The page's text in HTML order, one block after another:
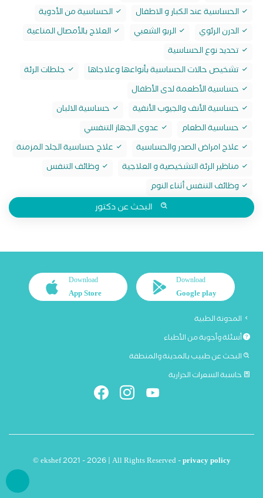
الحساسية عند الكبار و الاطفال
الحساسية من الأدوية
الدرن الرئوي
الربو الشعبي
العلاج بالأمصال المناعية
تحديد نوع الحساسية
تشخيص حالات الحساسية بأنواعها وعلاجاها
جلطات الرئة
حساسية الأطعمة لدى الأطفال
حساسية الأنف والجيوب الأنفية
حساسية الالبان
حساسية الطعام
عدوى الجهاز التنفسي
علاج امراض الصدر والحساسية
علاج حساسية الجلد المزمنة
مناظير الرئة التشخيصية و العلاجية
وظائف التنفس
وظائف التنفس أثناء النوم
البحث عن دكتور
Download
Google play
Download
App Store
المدونة الطبية
أسئلة وأجوبة من الأطباء
البحث عن طبيب بالمدينة والمنطقة
حاسبة السعرات الحرارية
© ekshef 2021 - 2026 | All Rights Reserved -privacy policy